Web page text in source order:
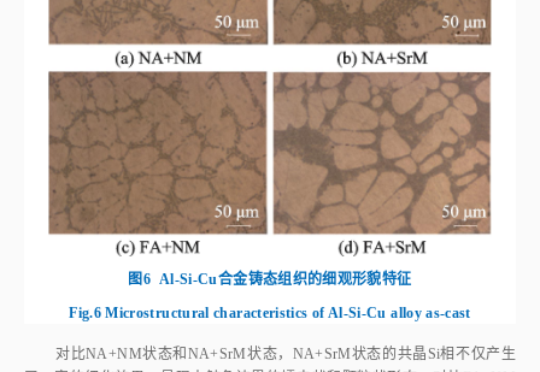
图6 Al‑Si‑Cu合金铸态组织的细观形貌特征
Fig.6 Microstructural characteristics of Al‑Si‑Cu alloy as‑cast
对比NA+NM状态和NA+SrM状态，NA+SrM状态的共晶Si相不仅产生